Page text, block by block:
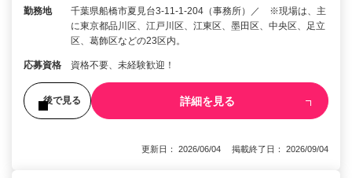
勤務地
千葉県船橋市夏見台3-11-1-204（事務所）／ ※現場は、主
に東京都品川区、江戸川区、江東区、墨田区、中央区、足立
区、葛飾区などの23区内。
応募資格 資格不要、未経験歓迎！
後で見る 詳細を見る
更新日： 2026/06/04 掲載終了日： 2026/09/04